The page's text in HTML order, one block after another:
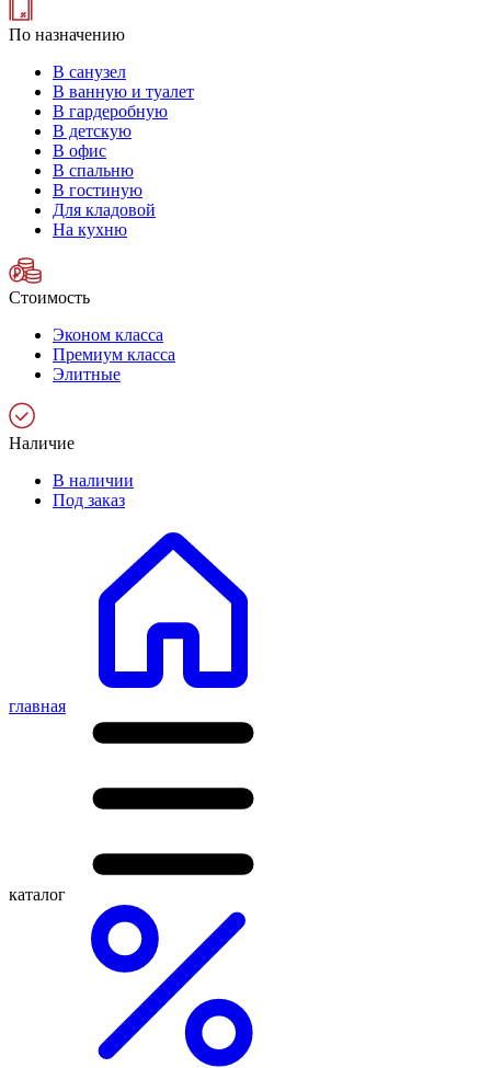
По назначению
В санузел
В ванную и туалет
В гардеробную
В детскую
В офис
В спальню
В гостиную
Для кладовой
На кухню
Стоимость
Эконом класса
Премиум класса
Элитные
Наличие
В наличии
Под заказ
главная
каталог